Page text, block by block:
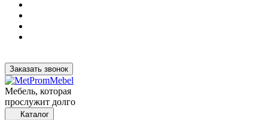
Заказать звонок
Мебель, которая
прослужит долго
Каталог